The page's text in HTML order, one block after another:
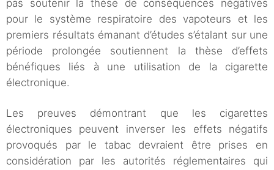
pas soutenir la thèse de conséquences négatives
pour le système respiratoire des vapoteurs et les
premiers résultats émanant d’études s’étalant sur une
période prolongée soutiennent la thèse d’effets
bénéfiques liés à une utilisation de la cigarette
électronique.
Les preuves démontrant que les cigarettes
électroniques peuvent inverser les effets négatifs
provoqués par le tabac devraient être prises en
considération par les autorités réglementaires qui